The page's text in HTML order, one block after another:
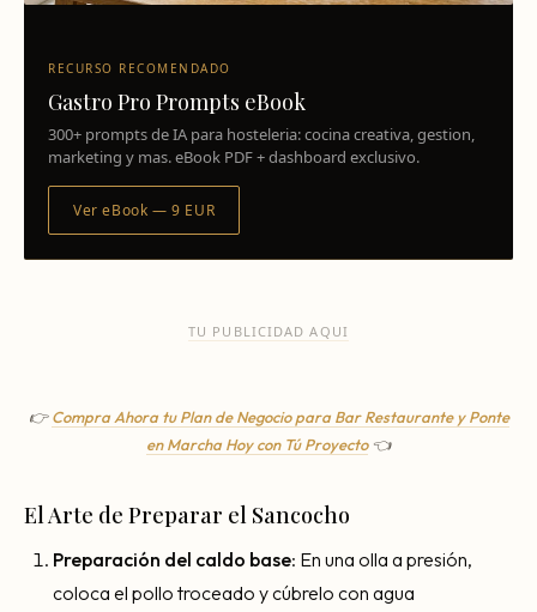
RECURSO RECOMENDADO
Gastro Pro Prompts eBook
300+ prompts de IA para hosteleria: cocina creativa, gestion,
marketing y mas. eBook PDF + dashboard exclusivo.
Ver eBook — 9 EUR
TU PUBLICIDAD AQUI
👉Compra Ahora tu Plan de Negocio para Bar Restaurante y Ponte
en Marcha Hoy con Tú Proyecto👈
El Arte de Preparar el Sancocho
Preparación del caldo base: En una olla a presión,
coloca el pollo troceado y cúbrelo con agua